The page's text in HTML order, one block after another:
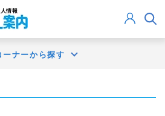
情報
ーナーから探す